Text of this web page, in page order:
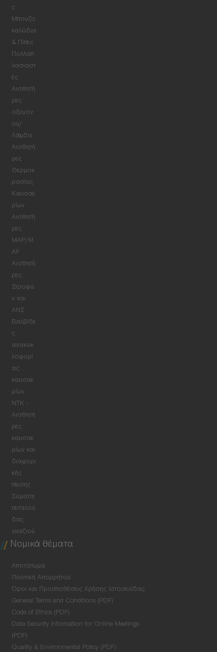
ς
Μπουζο
καλώδια
& Πίπες
Πολλαπ
λασιαστ
ές
Αισθητή
ρες
οξυγόν
ου/
Λάμδα
Αισθητή
ρες
Θερμοκ
ρασίας
Καυσαε
ρίων
Αισθητή
ρες
MAP/M
AF
Αισθητή
ρες
Στροφώ
ν και
ΑΝΣ
Βαλβίδε
ς
ανακυκ
λοφορί
ας
καυσαε
ρίων
NTK -
Αισθητή
ρες
καυσαε
ρίων και
διαφορι
κής
πίεσης
Σώματα
πεταλού
δας
γκαζιού
Νομικά θέματα
Αποτύπωμα
Πολιτική Απορρήτου
Όροι και Προϋποθέσεις Χρήσης Ιστοσελίδας
General Terms and Conditions (PDF)
Code of Ethics (PDF)
Data Security Information for Online Meetings
(PDF)
Quality & Environmental Policy (PDF)